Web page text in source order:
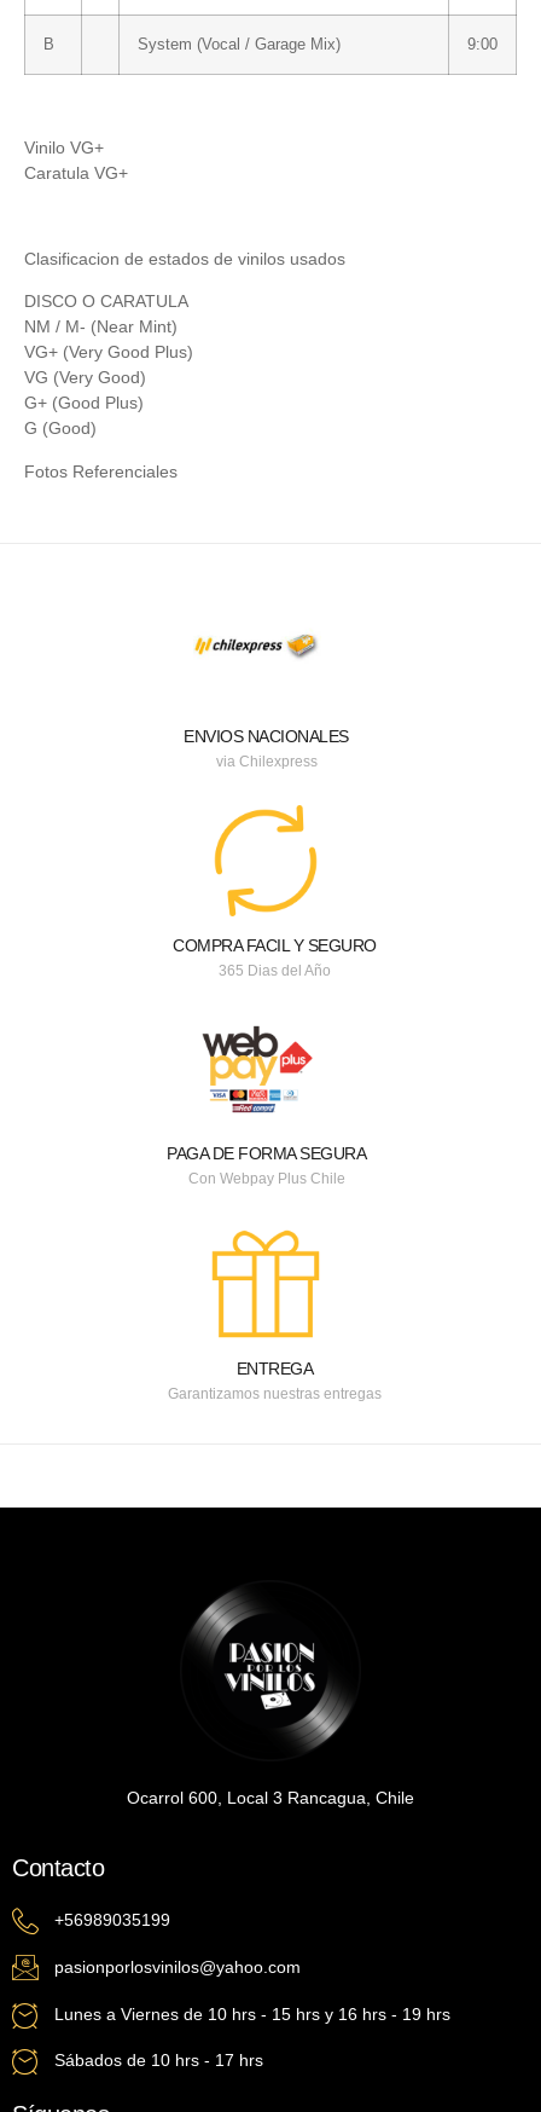
B System (Vocal / Garage Mix) 9:00
Vinilo VG+
Caratula VG+
Clasificacion de estados de vinilos usados
DISCO O CARATULA
NM / M- (Near Mint)
VG+ (Very Good Plus)
VG (Very Good)
G+ (Good Plus)
G (Good)
Fotos Referenciales
ENVIOS NACIONALES
via Chilexpress
COMPRA FACIL Y SEGURO
365 Dias del Año
PAGA DE FORMA SEGURA
Con Webpay Plus Chile
ENTREGA
Garantizamos nuestras entregas
Ocarrol 600, Local 3 Rancagua, Chile
Contacto
+56989035199
pasionporlosvinilos@yahoo.com
Lunes a Viernes de 10 hrs - 15 hrs y 16 hrs - 19 hrs
Sábados de 10 hrs - 17 hrs